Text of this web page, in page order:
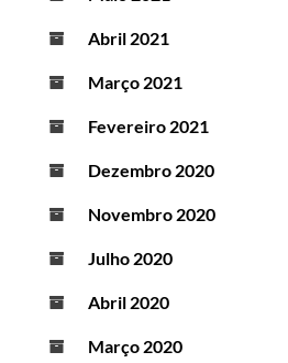
Abril 2021
Março 2021
Fevereiro 2021
Dezembro 2020
Novembro 2020
Julho 2020
Abril 2020
Março 2020